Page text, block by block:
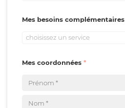
Mes besoins complémentaires
choisissez un service
Mes coordonnées